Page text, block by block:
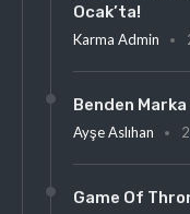
Ocak’ta!
Karma Admin
Benden
Ayşe Aslıhan
Game Of